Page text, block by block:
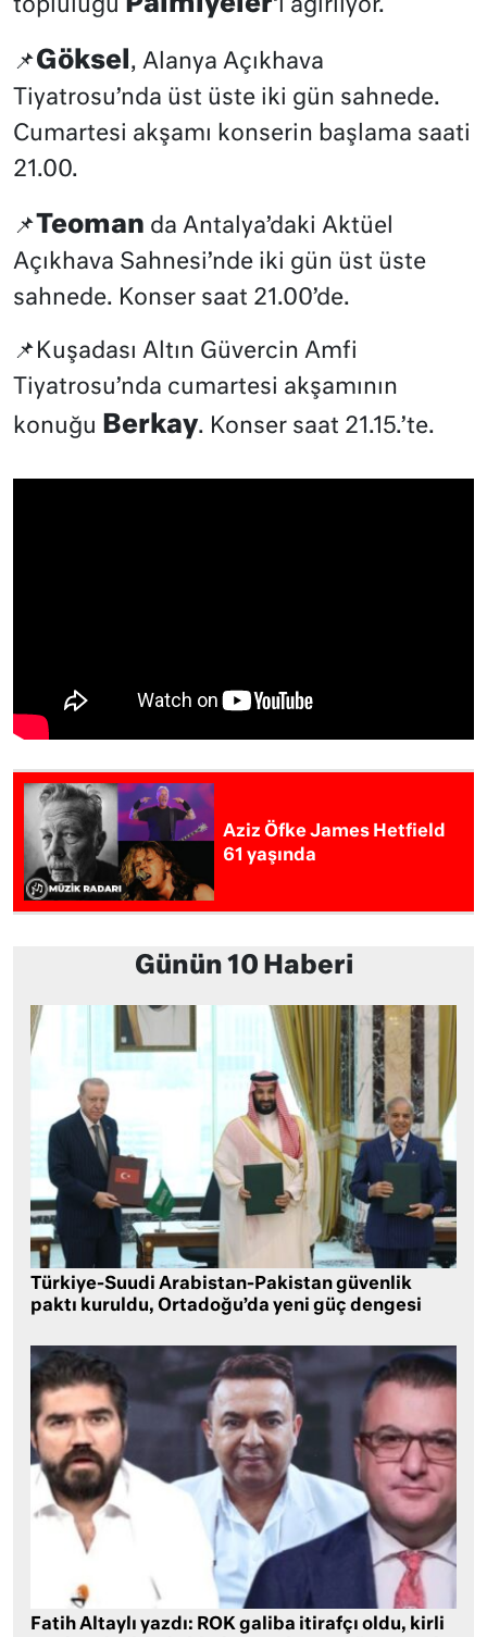
topluluğu ‘i ağırlıyor.
📌Göksel , Alanya Açıkhava
Tiyatrosu’nda üst üste iki gün sahnede.
Cumartesi akşamı konserin başlama saati
21.00.
📌Teoman da Antalya’daki Aktüel
Açıkhava Sahnesi’nde iki gün üst üste
sahnede. Konser saat 21.00’de.
📌Kuşadası Altın Güvercin Amfi
Tiyatrosu’nda cumartesi akşamının
konuğu
Berkay. Konser saat 21.15.’te.
Aziz Öfke James Hetfield
61 yaşında
Günün 10 Haberi
Türkiye-Suudi Arabistan-Pakistan güvenlik
paktı kuruldu, Ortadoğu’da yeni güç dengesi
Fatih Altaylı yazdı: ROK galiba itirafçı oldu, kirli